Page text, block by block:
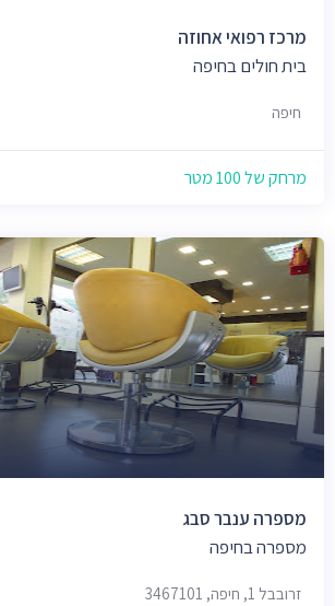
מרכז רפואי אחוזה
בית חולים בחיפה
חיפה
מרחק של 100 מטר
מספרה ענבר סבג
מספרה בחיפה
זרובבל 1, חיפה, 3467101